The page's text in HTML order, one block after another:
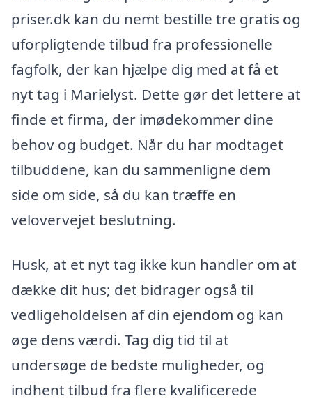
priser.dk kan du nemt bestille tre gratis og
uforpligtende tilbud fra professionelle
fagfolk, der kan hjælpe dig med at få et
nyt tag i Marielyst. Dette gør det lettere at
finde et firma, der imødekommer dine
behov og budget. Når du har modtaget
tilbuddene, kan du sammenligne dem
side om side, så du kan træffe en
velovervejet beslutning.
Husk, at et nyt tag ikke kun handler om at
dække dit hus; det bidrager også til
vedligeholdelsen af din ejendom og kan
øge dens værdi. Tag dig tid til at
undersøge de bedste muligheder, og
indhent tilbud fra flere kvalificerede